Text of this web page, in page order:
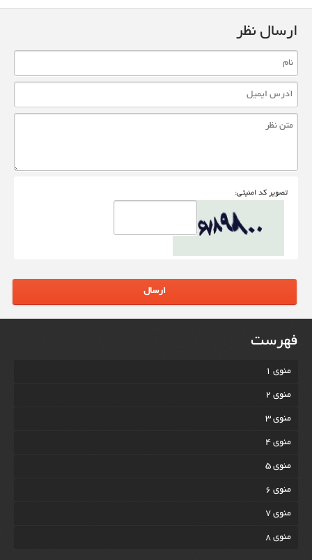
ارسال نظر
تصوير کد امنيتی:
ارسال
فهرست
منوی 1
منوی 2
منوی 3
منوی 4
منوی 5
منوی 6
منوی 7
منوی 8